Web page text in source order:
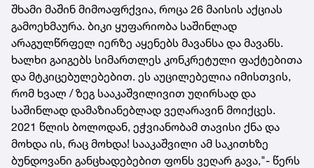
შხამი მაშინ მიმოაფრქვია, როცა 26 მაისის აქციას
გამოეხმაურა. ბიკი ყუფარიობა საშინლად
არაგულწრფელ იერზე აყენებს მავანსა და მავანს.
ხალხი გაიგებს სიმართლეს კონკრეტული ფაქტებითა
და მტკიცებულებებით. ეს აუცილებელია იმისთვის,
რომ ხვალ / ზეგ სააკაშვილივით უღირსად და
საშინლად დამაზიანებლად ვეღარავინ მოიქცეს.
2021 წლის ბოლოდან, ეჭვიანობამ თავისი ქნა და
მოხდა ის, რაც მოხდა! სააკაშვილი ამ საკითხზე
ბუნდოვანი განცხადებებით ფონს ვეღარ გავა,"- წერს